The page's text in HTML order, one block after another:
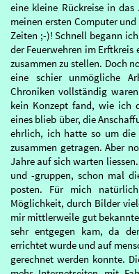
eine kleine Rückreise in
meinen ersten Computer
Zeiten ;-)! Schnell begann
der Feuerwehren im
zusammen zu stellen. Doch
eine schier unmögliche
Chroniken vollständig
kein Konzept fand, wie ich
eines blieb über, die
ehrlich, ich hatte so um die
zusammen getragen. Aber
Jahre auf sich warten
und -gruppen, schon mal
posten. Für mich
Möglichkeit, durch Bilder
mir mittlerweile gut
sehr entgegen kam, da
errichtet wurde und auf
gerechnet werden konnte.